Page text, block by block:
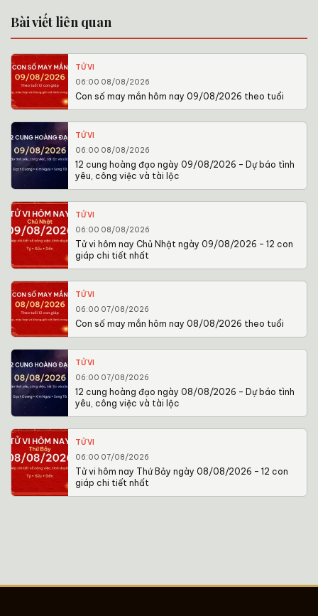
Bài viết liên quan
TỬ VI
06:00 08/08/2026
Con số may mắn hôm nay 09/08/2026 theo tuổi
TỬ VI
06:00 08/08/2026
12 cung hoàng đạo ngày 09/08/2026 – Dự báo tình
yêu, công việc và tài lộc
TỬ VI
06:00 08/08/2026
Tử vi hôm nay Chủ Nhật ngày 09/08/2026 – 12 con
giáp chi tiết nhất
TỬ VI
06:00 07/08/2026
Con số may mắn hôm nay 08/08/2026 theo tuổi
TỬ VI
06:00 07/08/2026
12 cung hoàng đạo ngày 08/08/2026 – Dự báo tình
yêu, công việc và tài lộc
TỬ VI
06:00 07/08/2026
Tử vi hôm nay Thứ Bảy ngày 08/08/2026 – 12 con
giáp chi tiết nhất